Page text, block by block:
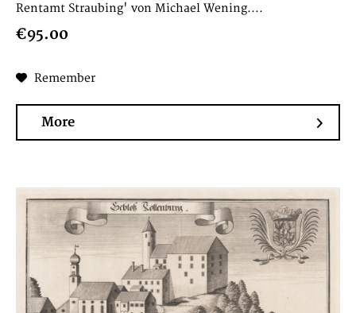
Rentamt Straubing' von Michael Wening....
€95.00
Remember
More